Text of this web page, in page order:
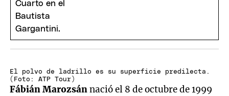
El polvo de ladrillo es su superficie predilecta.
(Foto: ATP Tour)
Fábián Marozsánnació el 8 de octubre de 1999